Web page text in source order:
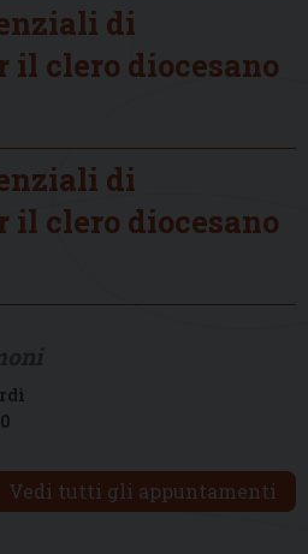
di
il clero diocesano
di
il clero diocesano
Vedi tutti gli appuntamenti